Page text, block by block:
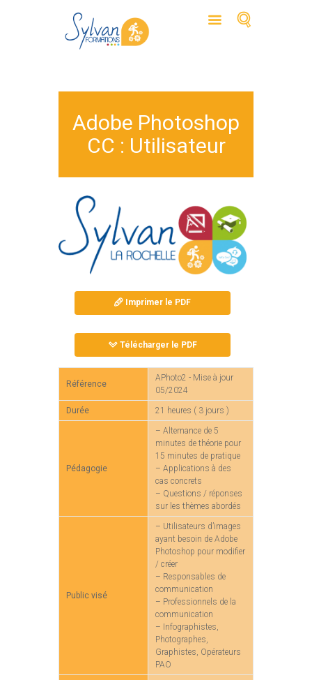
Adobe Photoshop
CC : Utilisateur
Imprimer le PDF
Télécharger le PDF
Référence
APhoto2 - Mise à jour
05/2024
Durée 21 heures ( 3 jours )
Pédagogie
– Alternance de 5
minutes de théorie pour
15 minutes de pratique
– Applications à des
cas concrets
– Questions / réponses
sur les thèmes abordés
Public visé
– Utilisateurs d’images
ayant besoin de Adobe
Photoshop pour modifier
/ créer
– Responsables de
communication
– Professionnels de la
communication
– Infographistes,
Photographes,
Graphistes, Opérateurs
PAO